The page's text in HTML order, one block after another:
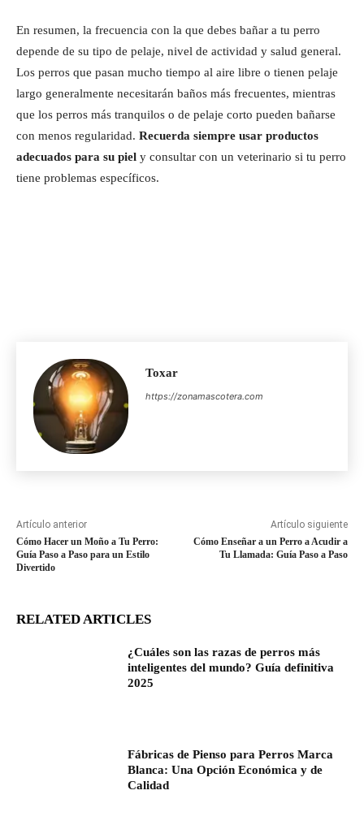
En resumen, la frecuencia con la que debes bañar a tu perro
depende de su tipo de pelaje, nivel de actividad y salud general.
Los perros que pasan mucho tiempo al aire libre o tienen pelaje
largo generalmente necesitarán baños más frecuentes, mientras
que los perros más tranquilos o de pelaje corto pueden bañarse
con menos regularidad. Recuerda siempre usar productos
adecuados para su piel y consultar con un veterinario si tu perro
tiene problemas específicos.
Toxar
https://zonamascotera.com
Artículo anterior
Cómo Hacer un Moño a Tu Perro:
Guía Paso a Paso para un Estilo
Divertido
Artículo siguiente
Cómo Enseñar a un Perro a Acudir a
Tu Llamada: Guía Paso a Paso
RELATED ARTICLES
¿Cuáles son las razas de perros más
inteligentes del mundo? Guía definitiva
2025
Fábricas de Pienso para Perros Marca
Blanca: Una Opción Económica y de
Calidad